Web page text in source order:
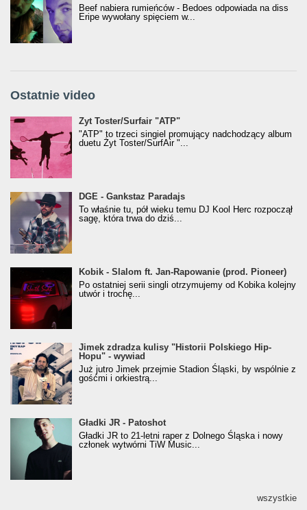
Beef nabiera rumieńców - Bedoes odpowiada na diss
Eripe wywołany spięciem w...
Ostatnie video
Żyt Toster/SurfAir - ATP VIDEO
Żyt Toster/Surfair "ATP"
"ATP" to trzeci singiel promujący nadchodzący album
duetu Żyt Toster/SurfAir "...
donGURALesko z nagrodą za
Klasyczny/Trueschoolowy Album Roku
(Popkillery 2023)
DGE - Gankstaz Paradajs
To właśnie tu, pół wieku temu DJ Kool Herc rozpoczął
sagę, która trwa do dziś...
Kobik - Slalom ft. Jan-Rapowanie (prod. Pioneer)
[Official Music Visualiser]
Kobik - Slalom ft. Jan-Rapowanie (prod. Pioneer)
Po ostatniej serii singli otrzymujemy od Kobika kolejny
utwór i trochę...
Jimek zdradza kulisy "Historii Polskiego Hip-
Hopu" - wywiad
Jimek zdradza kulisy "Historii Polskiego Hip-
Hopu" - wywiad
Już jutro Jimek przejmie Stadion Śląski, by wspólnie z
gośćmi i orkiestrą...
Gładki JR - Patoshot
Gładki JR - Patoshot
Gładki JR to 21-letni raper z Dolnego Śląska i nowy
członek wytwórni TiW Music...
wszystkie